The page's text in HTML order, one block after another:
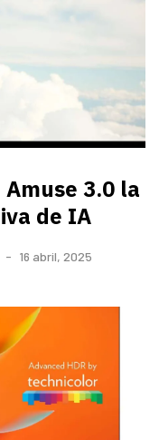
3.0 la
de IA
16 abril, 2025